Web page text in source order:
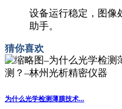
设备运行稳定，图像
助手。
猜你喜欢
为什么光学检测薄膜技术...